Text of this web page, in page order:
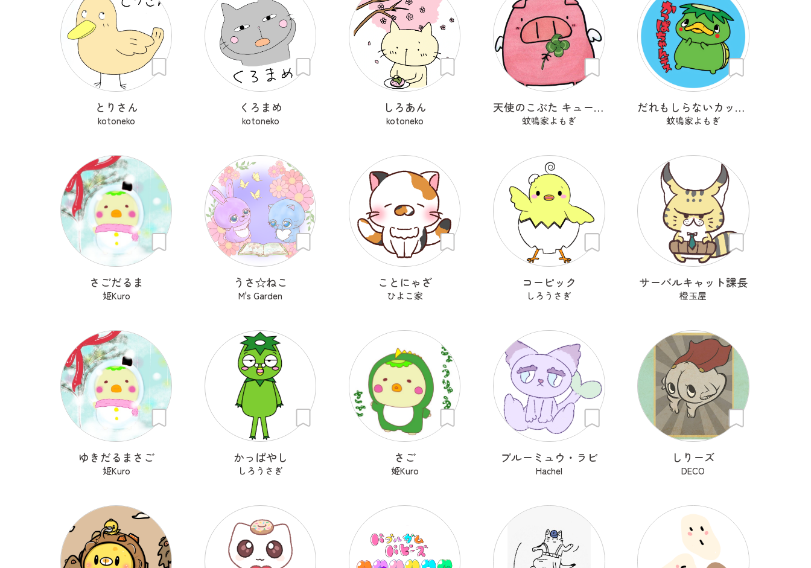
とりさん
kotoneko
くろまめ
kotoneko
しろあん
kotoneko
天使のこぶた キューピッグ
蚊鳴家よもぎ
だれもしらないカッパちゃん
蚊鳴家よもぎ
さごだるま
姫Kuro
うさ‪☆ねこ
M's Garden
ことにゃざ
ひよこ家
コーピック
しろうさぎ
サーバルキャット課長
橙玉屋
ゆきだるまさご
姫Kuro
かっぱやし
しろうさぎ
さご
姫Kuro
ブルーミュウ・ラビ
Hachel
しりーズ
DECO